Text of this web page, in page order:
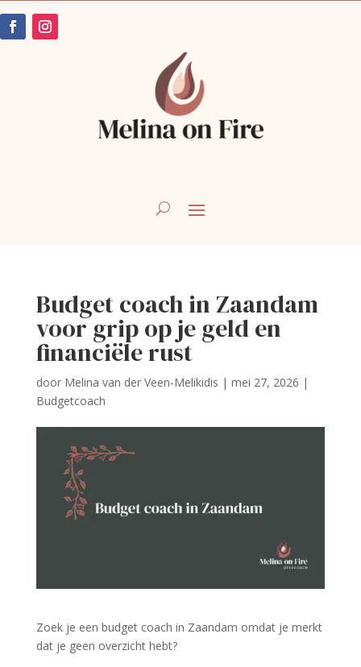
Budget coach in Zaandam
voor grip op je geld en
financiële rust
door Melina van der Veen-Melikidis | mei 27, 2026 |
Budgetcoach
Zoek je een budget coach in Zaandam omdat je merkt
dat je geen overzicht hebt?